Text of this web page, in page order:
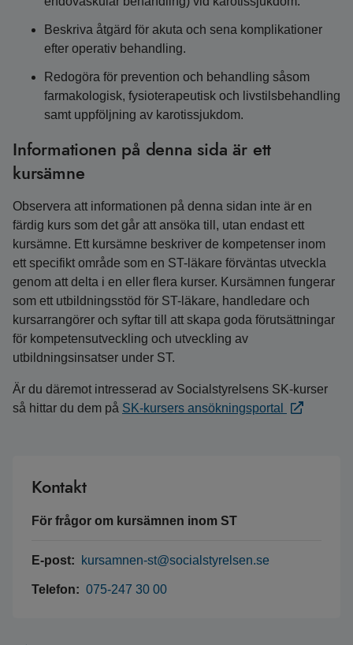
Beskriva åtgärd för akuta och sena komplikationer
efter operativ behandling.
Redogöra för prevention och behandling såsom
farmakologisk, fysioterapeutisk och livstilsbehandling
samt uppföljning av karotissjukdom.
Informationen på denna sida är ett
kursämne
Observera att informationen på denna sidan inte är en
färdig kurs som det går att ansöka till, utan endast ett
kursämne. Ett kursämne beskriver de kompetenser inom
ett specifikt område som en ST-läkare förväntas utveckla
genom att delta i en eller flera kurser. Kursämnen fungerar
som ett utbildningsstöd för ST-läkare, handledare och
kursarrangörer och syftar till att skapa goda förutsättningar
för kompetensutveckling och utveckling av
utbildningsinsatser under ST.
Är du däremot intresserad av Socialstyrelsens SK-kurser
så hittar du dem på SK-kursers ansökningsportal
Kontakt
För frågor om kursämnen inom ST
E-post: kursamnen-st@socialstyrelsen.se
Telefon: 075-247 30 00